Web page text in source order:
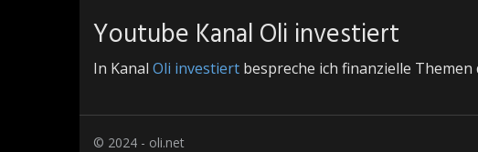
Youtube Kanal Oli investiert
In Kanal Oli investiert bespreche ich finanzielle
© 2024 - oli.net